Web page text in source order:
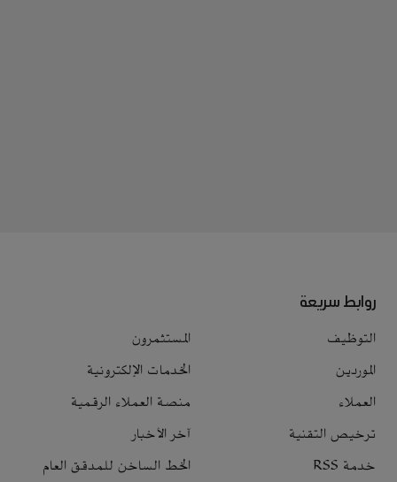
روابط سريعة
التوظيف
المستثمرون
الموردين
الخدمات الإلكترونية
العملاء
منصة العملاء الرقمية
ترخيص التقنية
آخر الأخبار
خدمة RSS
الخط الساخن للمدقق العام